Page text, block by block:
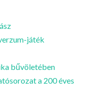
játék
bűvöletében
a 200 éves